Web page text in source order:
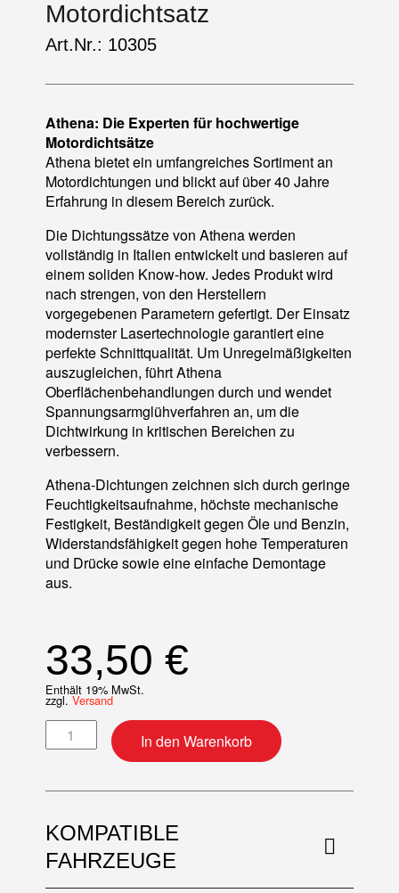
Motordichtsatz
Art.Nr.: 10305
Athena: Die Experten für hochwertige
Motordichtsätze
Athena bietet ein umfangreiches Sortiment an
Motordichtungen und blickt auf über 40 Jahre
Erfahrung in diesem Bereich zurück.
Die Dichtungssätze von Athena werden
vollständig in Italien entwickelt und basieren auf
einem soliden Know-how. Jedes Produkt wird
nach strengen, von den Herstellern
vorgegebenen Parametern gefertigt. Der Einsatz
modernster Lasertechnologie garantiert eine
perfekte Schnittqualität. Um Unregelmäßigkeiten
auszugleichen, führt Athena
Oberflächenbehandlungen durch und wendet
Spannungsarmglühverfahren an, um die
Dichtwirkung in kritischen Bereichen zu
verbessern.
Athena-Dichtungen zeichnen sich durch geringe
Feuchtigkeitsaufnahme, höchste mechanische
Festigkeit, Beständigkeit gegen Öle und Benzin,
Widerstandsfähigkeit gegen hohe Temperaturen
und Drücke sowie eine einfache Demontage
aus.
33,50 €
Enthält 19% MwSt.
zzgl. Versand
Motordichtsatz MengeIn den Warenkorb
KOMPATIBLE
FAHRZEUGE